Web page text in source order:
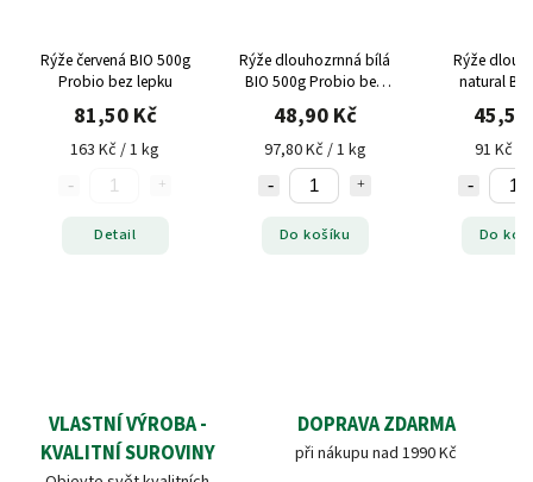
Rýže červená BIO 500g
Probio bez lepku
81,50 Kč
163 Kč / 1 kg
Detail
Rýže dlouhozrnná bílá
BIO 500g Probio bez
lepku
48,90 Kč
97,80 Kč / 1 kg
Do košíku
Rýže
natural
Probio
45,50
91 Kč /
Do
VLASTNÍ VÝROBA -
KVALITNÍ SUROVINY
DOPRAVA ZDARMA
při nákupu nad 1990 Kč